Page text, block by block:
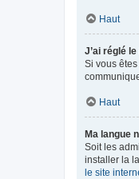
Haut
J’ai réglé
Si vous
Haut
Ma langue
Soit les
installer la
le site